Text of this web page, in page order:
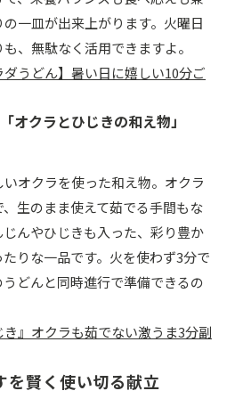
一皿が出来上がります。火曜日
、無駄なく活用できますよ。
ダうどん】暑い日に嬉しい10分ご
オクラとひじきの和え物」
オクラを使った和え物。オクラ
生のまま使えて茹でる手間もな
んやひじきも入った、彩り豊か
りな一品です。火を使わず3分で
どんと同時進行で準備できるの
』オクラも茹でない激うま3分副
を賢く使い切る献立